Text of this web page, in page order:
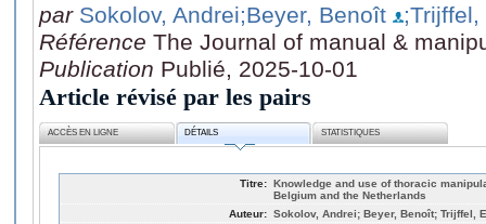
par Sokolov, Andrei;Beyer, Benoît
Référence The Journal of manual &
Publication Publié, 2025-10-01
Article révisé par les pairs
ACCÈS EN LIGNE DÉTAILS STATISTIQUES
Titre: Knowledge and use of thoracic
Belgium and the Netherlands
Auteur: Sokolov, Andrei; Beyer, Benoît; Trijffel,